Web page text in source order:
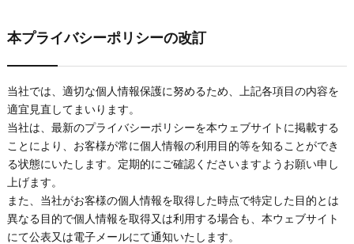
本プライバシーポリシーの改訂
当社では、適切な個人情報保護に努めるため、上記各項目の内容を
適宜見直してまいります。
当社は、最新のプライバシーポリシーを本ウェブサイトに掲載する
ことにより、お客様が常に個人情報の利用目的等を知ることができ
る状態にいたします。定期的にご確認くださいますようお願い申し
上げます。
また、当社がお客様の個人情報を取得した時点で特定した目的とは
異なる目的で個人情報を取得又は利用する場合も、本ウェブサイト
にて公表又は電子メールにて通知いたします。